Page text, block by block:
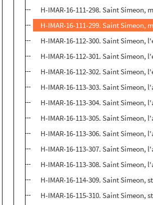
H-IMAR-16-111-298. Saint Simeon,
H-IMAR-16-111-299. Saint Simeon,
H-IMAR-16-112-300. Saint Simeon,
H-IMAR-16-112-301. Saint Simeon,
H-IMAR-16-112-302. Saint Simeon,
H-IMAR-16-113-303. Saint Simeon,
H-IMAR-16-113-304. Saint Simeon,
H-IMAR-16-113-305. Saint Simeon,
H-IMAR-16-113-306. Saint Simeon,
H-IMAR-16-113-307. Saint Simeon,
H-IMAR-16-113-308. Saint Simeon,
H-IMAR-16-114-309. Saint Simeon,
H-IMAR-16-115-310. Saint Simeon,